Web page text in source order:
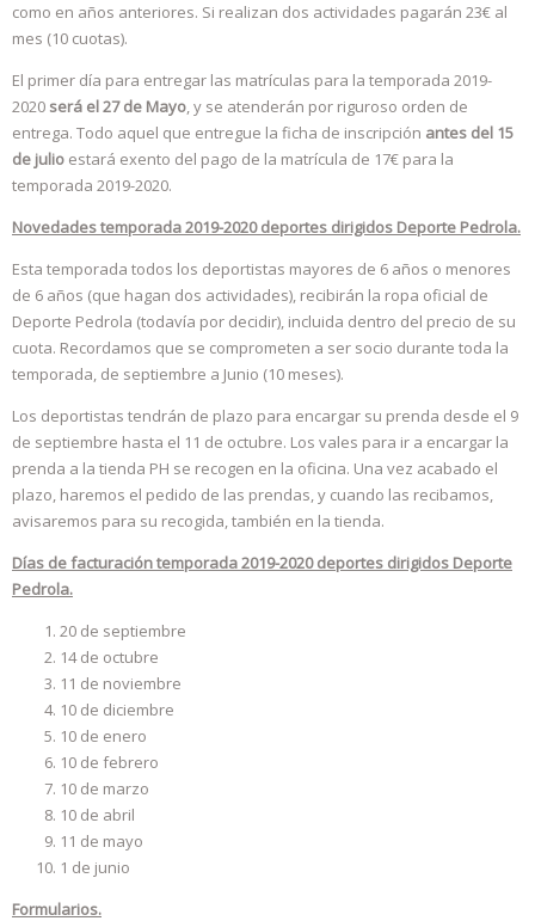
como en años anteriores. Si realizan dos actividades pagarán 23€ al
mes (10 cuotas).
El primer día para entregar las matrículas para la temporada 2019-
2020 será el 27 de Mayo, y se atenderán por riguroso orden de
entrega. Todo aquel que entregue la ficha de inscripción antes del 15
de julio estará exento del pago de la matrícula de 17€ para la
temporada 2019-2020.
Novedades temporada 2019-2020 deportes dirigidos Deporte Pedrola.
Esta temporada todos los deportistas mayores de 6 años o menores
de 6 años (que hagan dos actividades), recibirán la ropa oficial de
Deporte Pedrola (todavía por decidir), incluida dentro del precio de su
cuota. Recordamos que se comprometen a ser socio durante toda la
temporada, de septiembre a Junio (10 meses).
Los deportistas tendrán de plazo para encargar su prenda desde el 9
de septiembre hasta el 11 de octubre. Los vales para ir a encargar la
prenda a la tienda PH se recogen en la oficina. Una vez acabado el
plazo, haremos el pedido de las prendas, y cuando las recibamos,
avisaremos para su recogida, también en la tienda.
Días de facturación temporada 2019-2020 deportes dirigidos Deporte
Pedrola.
20 de septiembre
14 de octubre
11 de noviembre
10 de diciembre
10 de enero
10 de febrero
10 de marzo
10 de abril
11 de mayo
1 de junio
Formularios.